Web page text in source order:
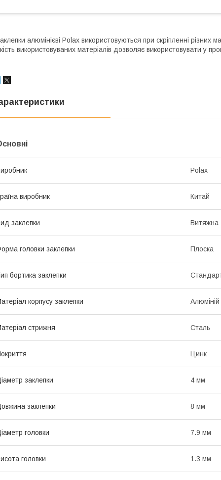
алюмінієві Polax використовуються при скріпленні
використовуваних матеріалів дозволяє використовувати у
Polax
виробник Китай
заклепки Витяжна
головки заклепки Плоска
бортика заклепки
корпусу заклепки Алюміній
стрижня Сталь
Цинк
заклепки 4 мм
заклепки 8 мм
головки 7.9 мм
головки 1.3 мм